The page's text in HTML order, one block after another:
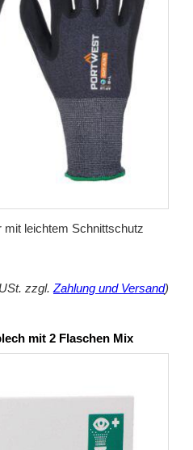
leichtem Schnittschutz
zzgl. Zahlung und Versand)
mit 2 Flaschen Mix